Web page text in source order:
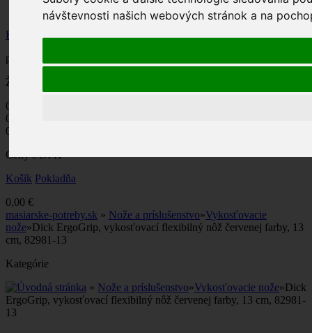
návštevnosti našich webových stránok a na
Účet
Košík
produkt
Žiadne produkty
0,00 €
0,00 €
0,00 €
Ceny s DPH
Košík Pokladňa
0,00 €
masiarske-potreby.sk » Nože a príslušenstvo»Vykosťovacie
nože»Dick ErgoGrip, vykosťovací flexibilný nôž červenej farby, 13
cm, 82981-13
Kategórie
» Nože a príslušenstvo»Vykosťovacie nože»Dick
ErgoGrip, vykosťovací flexibilný nôž červenej farby, 13 cm, 82981-
13